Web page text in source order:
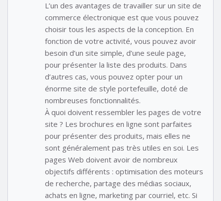
L’un des avantages de travailler sur un site de
commerce électronique est que vous pouvez
choisir tous les aspects de la conception. En
fonction de votre activité, vous pouvez avoir
besoin d’un site simple, d’une seule page,
pour présenter la liste des produits. Dans
d’autres cas, vous pouvez opter pour un
énorme site de style portefeuille, doté de
nombreuses fonctionnalités.
À quoi doivent ressembler les pages de votre
site ? Les brochures en ligne sont parfaites
pour présenter des produits, mais elles ne
sont généralement pas très utiles en soi. Les
pages Web doivent avoir de nombreux
objectifs différents : optimisation des moteurs
de recherche, partage des médias sociaux,
achats en ligne, marketing par courriel, etc. Si